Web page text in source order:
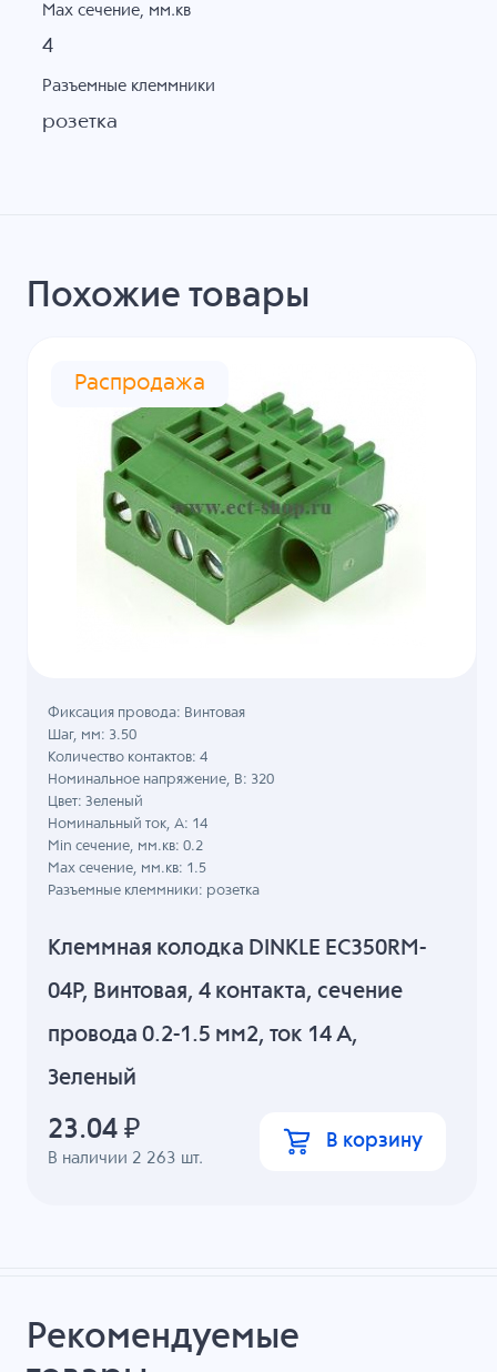
Max сечение, мм.кв
4
Разъемные клеммники
розетка
Похожие товары
Распродажа
Клеммная колодка DINKLE EC350RM-
04P, Винтовая, 4 контакта, сечение
провода 0.2-1.5 мм2, ток 14 A,
Зеленый
В наличии 2 263 шт.
Фиксация провода: Винтовая
Шаг, мм: 3.50
Количество контактов: 4
Номинальное напряжение, B: 320
Цвет: Зеленый
Номинальный ток, А: 14
Min сечение, мм.кв: 0.2
Max сечение, мм.кв: 1.5
Разъемные клеммники: розетка
23.04 ₽ В корзину
Рекомендуемые